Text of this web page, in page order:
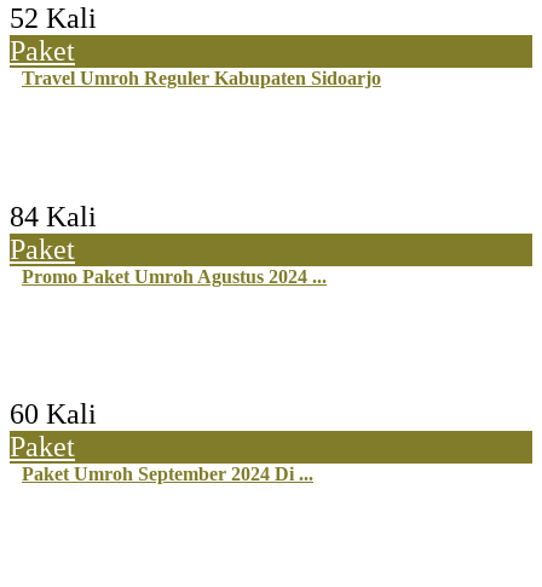
52 Kali
Paket
Travel Umroh Reguler Kabupaten Sidoarjo
84 Kali
Paket
Promo Paket Umroh Agustus 2024 ...
60 Kali
Paket
Paket Umroh September 2024 Di ...